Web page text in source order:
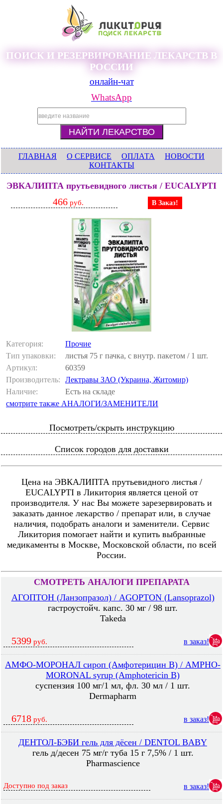
ПОИСК И РЕЗЕРВИРОВАНИЕ ЛЕКАРСТВ В
РОССИИ
онлайн-чат
WhatsApp
ГЛАВНАЯ О СЕРВИСЕ ОПЛАТА
НОВОСТИ
КОНТАКТЫ
ЭВКАЛИПТА прутьевидного листья / EUCALYPTI
466 руб. В Заказ!
Категория:
Прочие
Тип упаковки:
листья 75 г пачка, с внутр. пакетом / 1 шт.
Артикул:
60359
Производитель:
Лектравы ЗАО (Украина, Житомир)
Наличие:
Есть на складе
смотрите также АНАЛОГИ/ЗАМЕНИТЕЛИ
Посмотреть/скрыть инструкцию
Список городов для доставки
Цена на ЭВКАЛИПТА прутьевидного листья /
EUCALYPTI в Ликитория является ценой от
производителя. У нас Вы можете зарезервировать и
заказать данное лекарство / препарат или, в случае
наличия, подобрать аналоги и заменители. Сервис
Ликитория помогает найти и купить выбранные
медикаменты в Москве, Московской области, по всей
России.
СМОТРЕТЬ АНАЛОГИ ПРЕПАРАТА
АГОПТОН (Ланзопразол) / AGOPTON (Lansoprazol)
гастроустойч. капс. 30 мг / 98 шт.
Takeda
5399 руб. в заказ!
АМФО-МОРОНАЛ сироп (Амфотерицин В) / AMPHO-
MORONAL syrup (Amphotericin B)
суспензия 100 мг/1 мл, фл. 30 мл / 1 шт.
Dermapharm
6718 руб. в заказ!
ДЕНТОЛ-БЭБИ гель для дёсен / DENTOL BABY
гель д/десен 75 мг/г туба 15 г 7,5% / 1 шт.
Pharmascience
Доступно под заказ в заказ!